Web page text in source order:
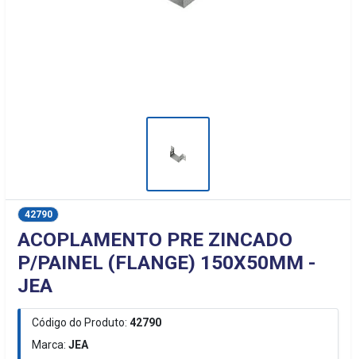
42790
ACOPLAMENTO PRE ZINCADO
P/PAINEL (FLANGE) 150X50MM -
JEA
Código do Produto: 42790
Marca:JEA